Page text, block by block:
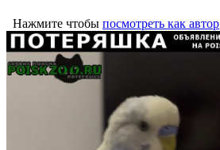
Нажмите чтобы посмотреть как автор